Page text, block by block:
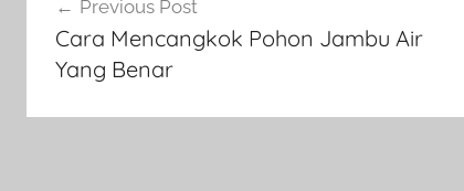
pos Previous Post
Cara Mencangkok Pohon Jambu Air
Yang Benar